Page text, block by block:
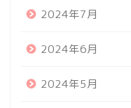
2024年7月
2024年6月
2024年5月